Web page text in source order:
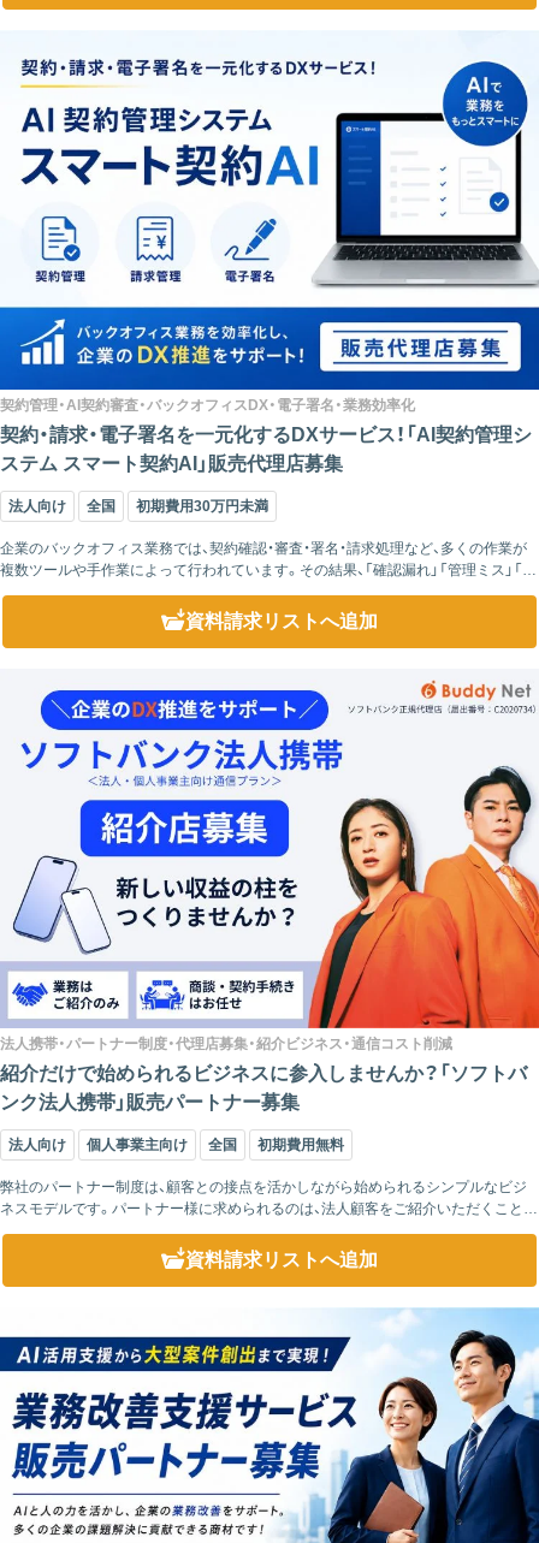
契約管理・AI契約審査・バックオフィスDX・電子署名・業務効率化
契約・請求・電子署名を一元化するDXサービス！「AI契約管理シ
ステム スマート契約AI」販売代理店募集
法人向け 全国 初期費用30万円未満
企業のバックオフィス業務では、契約確認・審査・署名・請求処理など、多くの作業が
複数ツールや手作業によって行われています。その結果、「確認漏れ」「管理ミス」「担
当者依存」といった課題が発生しやすく、業務負担の増加につながっている企業も少
資料請求リストへ追加
法人携帯・パートナー制度・代理店募集・紹介ビジネス・通信コスト削減
紹介だけで始められるビジネスに参入しませんか？「ソフトバ
ンク法人携帯」販売パートナー募集
法人向け 個人事業主向け 全国 初期費用無料
弊社のパートナー制度は、顧客との接点を活かしながら始められるシンプルなビジ
ネスモデルです。パートナー様に求められるのは、法人顧客をご紹介いただくことが
資料請求リストへ追加